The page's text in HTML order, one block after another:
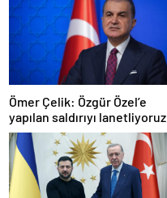
Ömer Çelik: Özgür Özel’e
yapılan saldırıyı lanetliyoruz